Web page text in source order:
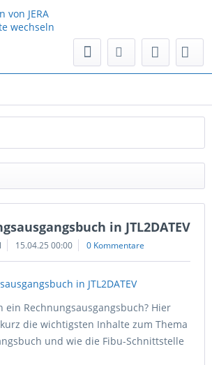
in JTL2DATEV
15.04.25 00:00 0 Kommentare
ein Rechnungsausgangsbuch? Hier
die wichtigsten Inhalte zum Thema
und wie die Fibu-Schnittstelle